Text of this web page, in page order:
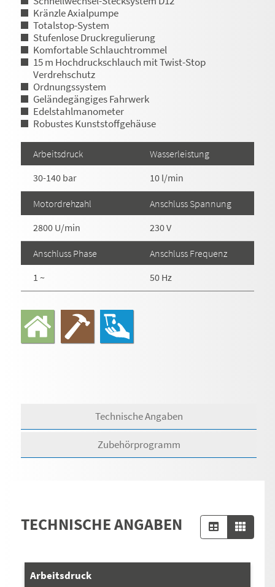
Kränzle Axialpumpe
Totalstop-System
Stufenlose Druckregulierung
Komfortable Schlauchtrommel
15 m Hochdruckschlauch mit Twist-Stop
Verdrehschutz
Ordnungssystem
Geländegängiges Fahrwerk
Edelstahlmanometer
Robustes Kunststoffgehäuse
Arbeitsdruck
30-140 bar
Wasserleistung
10 l/min
Motordrehzahl
2800 U/min
Anschluss Spannung
230 V
Anschluss Phase
1 ~
Anschluss Frequenz
50 Hz
Technische Angaben
Zubehörprogramm
TECHNISCHE ANGABEN
Arbeitsdruck